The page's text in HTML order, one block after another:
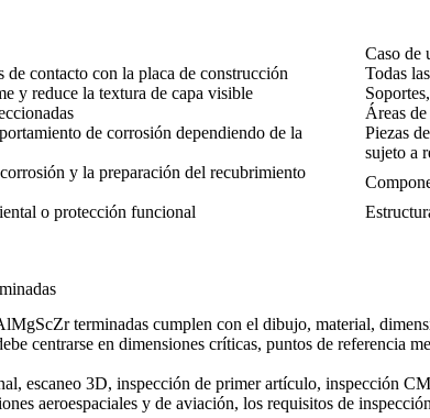
Caso de
de contacto con la placa de construcción
Todas
y reduce la textura de capa visible
Áreas
de corrosión dependiendo de la
Piezas
sujeto a
y la preparación del recubrimiento
o protección funcional
terminadas cumplen con el dibujo, material,
centrarse en dimensiones críticas, puntos de
escaneo 3D, inspección de primer artículo, inspección
aeroespaciales y de aviación, los requisitos de